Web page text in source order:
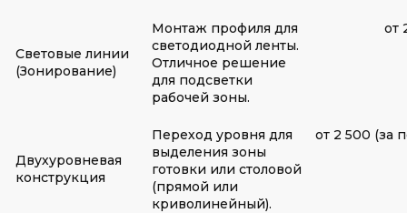
Световые линии
(Зонирование)
Монтаж профиля для
светодиодной ленты.
Отличное решение
для подсветки
рабочей зоны.
от
Двухуровневая
конструкция
Переход уровня для
выделения зоны
готовки или столовой
(прямой или
криволинейный).
от 2 500 (за